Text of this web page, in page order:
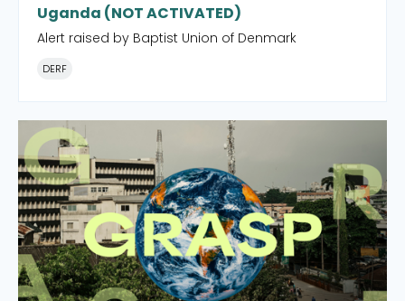
Uganda (NOT ACTIVATED)
Alert raised by Baptist Union of Denmark
DERF
OpEn x GRASP - Globale fortællinger om modstand